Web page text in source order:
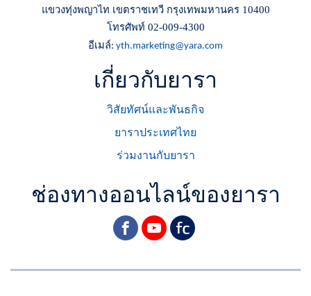
แขวงทุ่งพญาไท เขตราชเทวี กรุงเทพมหานคร 10400
โทรศัพท์ 02-009-4300
อีเมล์: yth.marketing@yara.com
เกี่ยวกับยารา
วิสัยทัศน์และพันธกิจ
ยาราประเทศไทย
ร่วมงานกับยารา
ช่องทางออนไลน์ของยารา
facebookyoutube
yara